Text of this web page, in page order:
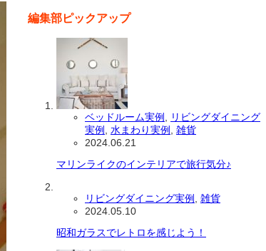
編集部ピックアップ
ベッドルーム実例
リビングダイニング
実例
水まわり実例
雑貨
2024.06.21
マリンライクのインテリアで旅行気分♪
リビングダイニング実例
雑貨
2024.05.10
昭和ガラスでレトロを感じよう！